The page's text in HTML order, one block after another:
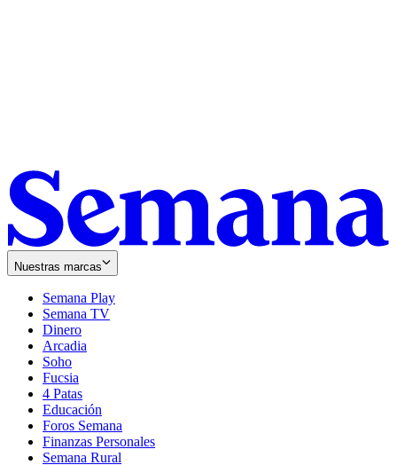
Nuestras marcas
Semana Play
Semana TV
Dinero
Arcadia
Soho
in
new
window
Fucsia
in
new
window
4 Patas
Educación
Foros Semana
Finanzas Personales
Semana Rural